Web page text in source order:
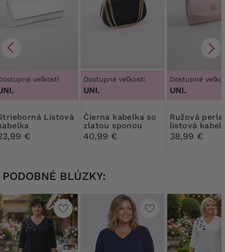
veľkosti
€
Dostupné veľkosti
UNI.
Čierna kabelka so
zlatou sponou
40,99 €
Dostupné
UNI.
Ružová perleťová
listová
ozdobou
38,99 €
PODOBNÉ BLÚZKY: